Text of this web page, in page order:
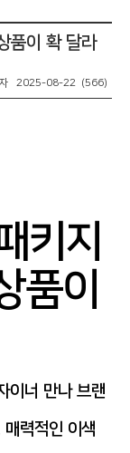
품이 확 달라
자 2025-08-22 (566)
키지
품이
이너 만나 브랜
매력적인 이색